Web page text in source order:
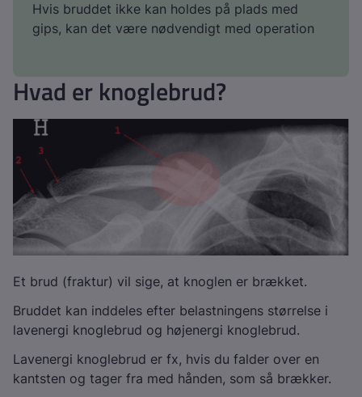
Hvis bruddet ikke kan holdes på plads med
gips, kan det være nødvendigt med operation
Hvad er knoglebrud?
Et brud (fraktur) vil sige, at knoglen er brækket.
Bruddet kan inddeles efter belastningens størrelse i
lavenergi knoglebrud og højenergi knoglebrud.
Lavenergi knoglebrud er fx, hvis du falder over en
kantsten og tager fra med hånden, som så brækker.